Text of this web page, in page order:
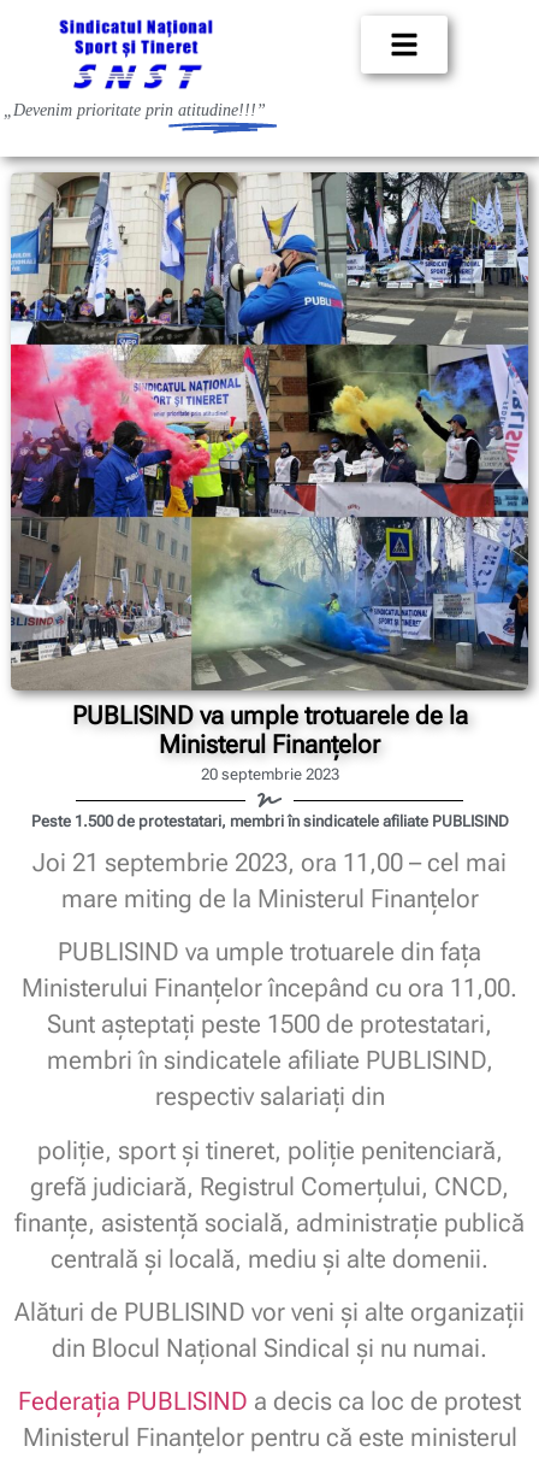
„Devenim prioritate prin atitudine!!!”
PUBLISIND va umple trotuarele de la
Ministerul Finanțelor
20 septembrie 2023
Peste 1.500 de protestatari, membri în sindicatele afiliate PUBLISIND
Joi 21 septembrie 2023, ora 11,00 – cel mai
mare miting de la Ministerul Finanțelor
PUBLISIND va umple trotuarele din fața
Ministerului Finanțelor începând cu ora 11,00.
Sunt așteptați peste 1500 de protestatari,
membri în sindicatele afiliate PUBLISIND,
respectiv salariați din
poliție, sport și tineret, poliție penitenciară,
grefă judiciară, Registrul Comerțului, CNCD,
finanțe, asistență socială, administrație publică
centrală și locală, mediu și alte domenii.
Alături de PUBLISIND vor veni și alte organizații
din Blocul Național Sindical și nu numai.
Federația PUBLISIND a decis ca loc de protest
Ministerul Finanțelor pentru că este ministerul